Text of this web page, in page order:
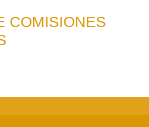
COMISIONES